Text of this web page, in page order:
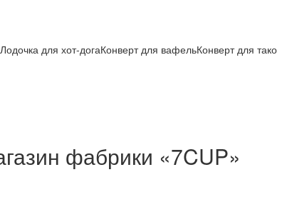
Лодочка для хот-догаКонверт для вафельКонверт для тако
фабрики «7CUP»